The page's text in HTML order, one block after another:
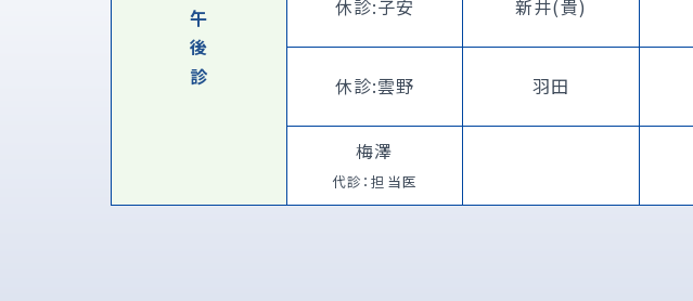
午
後
診
休診:子安 新井(貴)
休診:雲野 羽田
梅澤
代診：担当医